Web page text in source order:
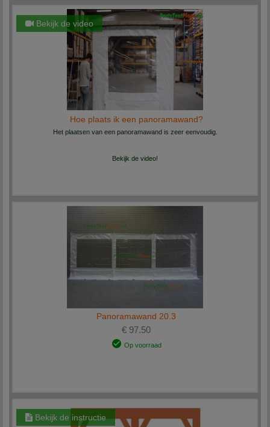
Bekijk de video
Hoe plaats ik een panoramawand?
Het plaatsen van een panoramawand is zeer eenvoudig.
Bekijk de video!
Panoramawand 20.3
€ 97.50
Op voorraad
Bekijk de instructie